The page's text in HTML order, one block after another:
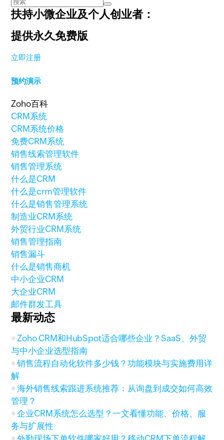
扶持小微企业及个人创业者：
提供永久免费版
立即注册
预约演示
Zoho百科
CRM系统
CRM系统价格
免费CRM系统
销售线索管理软件
销售管理系统
什么是CRM
什么是crm管理软件
什么是销售管理系统
制造业CRM系统
外贸行业CRM系统
销售管理指南
销售漏斗
什么是销售商机
中小企业CRM
大企业CRM
邮件群发工具
最新动态
Zoho CRM和HubSpot适合哪些企业？SaaS、外贸
与中小企业选型指南
销售流程自动化软件多少钱？功能模块与实施费用详
解
海外销售线索跟进系统推荐：从询盘到成交如何高效
管理？
企业CRM系统怎么选型？一文看懂功能、价格、服
务与扩展性